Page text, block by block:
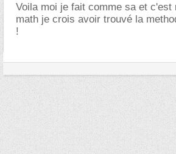
Voila moi je fait comme sa et c'est
math je crois avoir trouvé la
!